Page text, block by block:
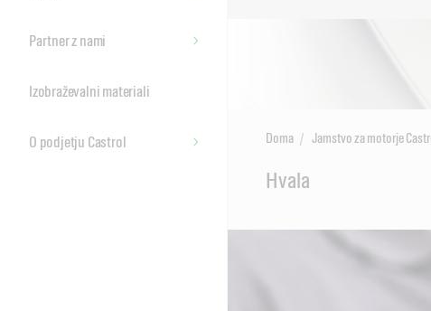
Partner z nami
Izobraževalni materiali
O podjetju Castrol Doma Jamstvo za motorje
Hvala